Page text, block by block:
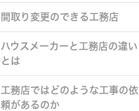
間取り変更のできる工務店
ハウスメーカーと工務店の違い
とは
工務店ではどのような工事の依
頼があるのか